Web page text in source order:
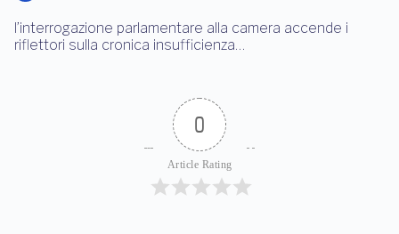
l’interrogazione parlamentare alla camera accende i
riflettori sulla cronica insufficienza…
0
Article Rating